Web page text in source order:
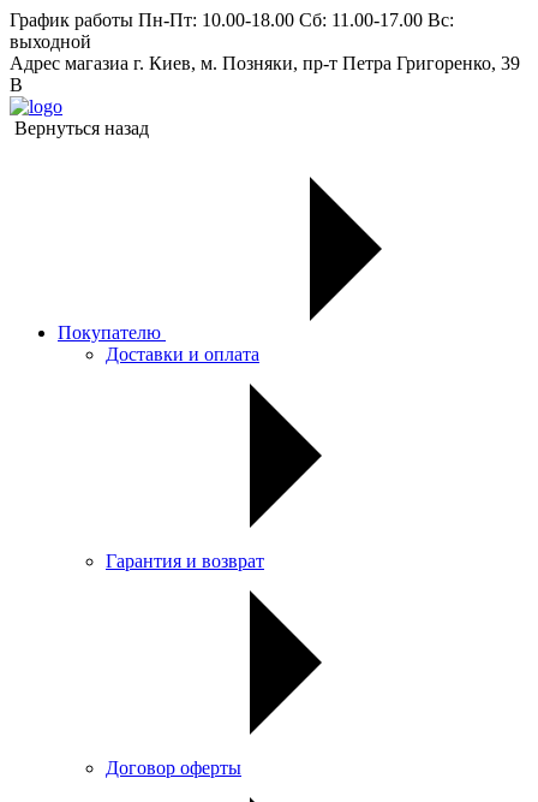
График работы Пн-Пт: 10.00-18.00 Сб: 11.00-17.00 Вс:
выходной
Адрес магазиа г. Киев, м. Позняки, пр-т Петра Григоренко, 39
В
Вернуться назад
Покупателю
Доставки и оплата
Гарантия и возврат
Договор оферты